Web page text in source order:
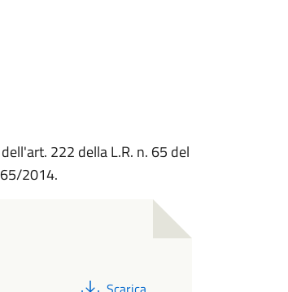
222 della L.R. n. 65 del
2014.
PDF